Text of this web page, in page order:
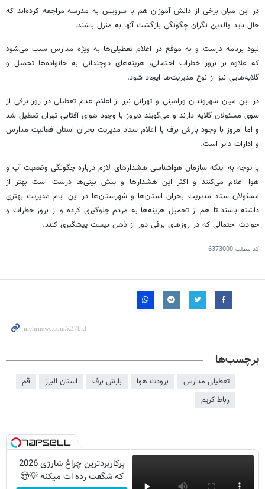
در این میان برخی از دانش آموزان هم با سرویس به مدرسه مراجعه کرده‌اند که
حال باید والدین نگران چگونگی بازگشت آنها به منزل باشند.
نبود برنامه درست و به موقع در اعلام تعطیلی‌ها به ویژه مدارس سبب می‌شود
که علاوه بر بروز خطرات احتمالی، هزینه‌های دوچندانی به خانواده‌ها تحمیل و
گلایه‌هایی نیز از نوع مدیریت‌ها ایجاد شود.
در این میان شهروندان ورامینی و تهرانی نیز از اعلام عدم تعطیلی در روز برفی از
سوی مسئولان گلایه دارند و می‌گویند دیروز با وجود هوای آفتابی تهران تعطیل شد
و اما امروز با وجود بارش برف با اعلام ستاد مدیریت بحران استان فعالیت مدارس
و ادارات دایر است.
با توجه به اینکه سازمان هواشناسی هشدارهای لازم درباره چگونگی وضعیت آب و
هوا اعلام می‌کنند و اکثر این هشدارها و پیش بینی‌ها درست است بهتر از
مسئولان ستاد مدیریت بحران استان‌ها و شهرستان‌ها در این ایام مدیریت بهتری
داشته باشند تا هم از تحمیل هزینه‌ها به مردم جلوگیری کرده و از بروز خطرات و
حوادث احتمالی که در روزهای برفی دور از ذهن نیست پیشگیری کنند.
کد مطلب6373000
برچسب‌ها
تعطیلی مدارس برودت هوا بارش برف استان البرز
قم
رباط کریم
پرکاربردترین چراغ شارژی 2026
که شگفت زده ات میکنه 💡😍